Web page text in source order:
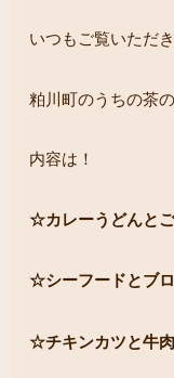
いつもご覧いただ
粕川町のうちの茶
内容は！
☆カレーうどんと
☆シーフードとブ
☆チキンカツと牛